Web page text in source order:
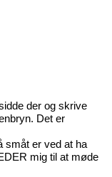
der og skrive
Det er
småt er ved at ha
mig til at møde